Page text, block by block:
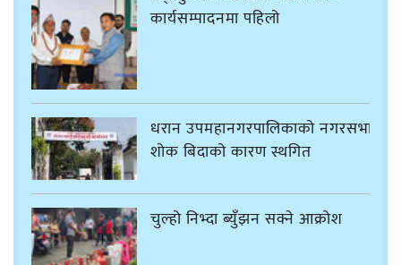
कार्यसम्पादनमा पहिलो
धरान उपमहानगरपालिकाको नगरसभा
शोक बिदाको कारण स्थगित
चुल्हो निभ्दा ब्युँझन सक्ने आक्रोश